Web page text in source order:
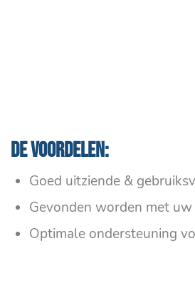
De voordelen:
Goed uitziende &
Gevonden worden met
Optimale ondersteuning